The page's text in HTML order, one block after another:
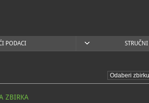
PODACI
ZBIRKA